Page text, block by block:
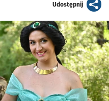
Udostępnijartykuł